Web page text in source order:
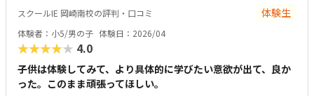
スクールIE 岡崎南校の評判・口コミ 体験生
体験者：小5/男の子 体験日：2026/04
★★★★★ 4.0
子供は体験してみて、より具体的に学びたい意欲が出て、良か
った。このまま頑張ってほしい。